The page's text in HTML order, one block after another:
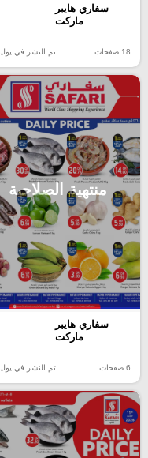
سفاري هايبر
ماركت
18 صفحات تم النشر في يوليو
منتهية الصلاحية
سفاري هايبر
ماركت
6 صفحات تم النشر في يوليو